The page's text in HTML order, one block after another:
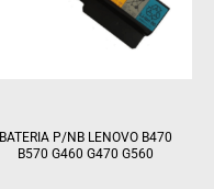
BATERIA P/NB LENOVO B470
B570 G460 G470 G560